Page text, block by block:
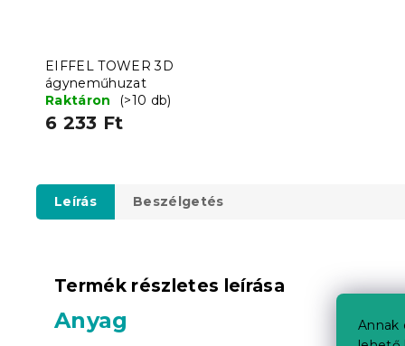
Annak
EIFFEL TOWER 3D
ágyneműhuzat
Raktáron
(>10 db)
6 233 Ft
Leírás Beszélgetés
Termék részletes leírása
Anyag